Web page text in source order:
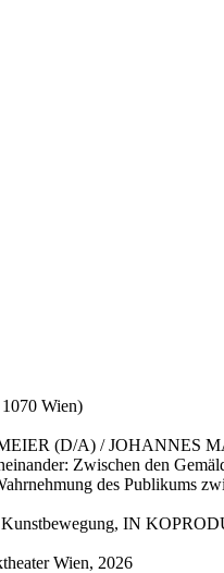
Wien)
(D/A) / JOHANNES
Zwischen den
des Publikums
IN
Wien, 2026